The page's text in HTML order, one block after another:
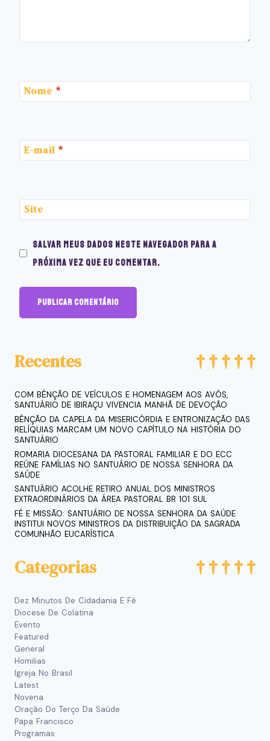
Nome *
E-mail *
Site
Salvar meus dados neste navegador para a
próxima vez que eu comentar.
Recentes
COM BÊNÇÃO DE VEÍCULOS E HOMENAGEM AOS AVÓS,
SANTUÁRIO DE IBIRAÇU VIVENCIA MANHÃ DE DEVOÇÃO
BÊNÇÃO DA CAPELA DA MISERICÓRDIA E ENTRONIZAÇÃO DAS
RELÍQUIAS MARCAM UM NOVO CAPÍTULO NA HISTÓRIA DO
SANTUÁRIO
ROMARIA DIOCESANA DA PASTORAL FAMILIAR E DO ECC
REÚNE FAMÍLIAS NO SANTUÁRIO DE NOSSA SENHORA DA
SAÚDE
SANTUÁRIO ACOLHE RETIRO ANUAL DOS MINISTROS
EXTRAORDINÁRIOS DA ÁREA PASTORAL BR 101 SUL
FÉ E MISSÃO: SANTUÁRIO DE NOSSA SENHORA DA SAÚDE
INSTITUI NOVOS MINISTROS DA DISTRIBUIÇÃO DA SAGRADA
COMUNHÃO EUCARÍSTICA
Categorias
Dez Minutos De Cidadania E Fé
Diocese De Colatina
Evento
Featured
General
Homilias
Igreja No Brasil
Latest
Novena
Oração Do Terço Da Saúde
Papa Francisco
Programas